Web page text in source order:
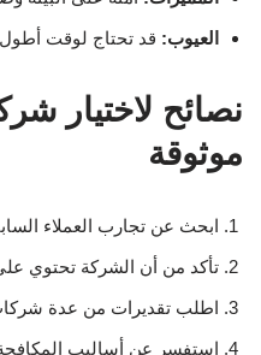
العيوب: قد تحتاج لوقت أطول
نصائح لاختيار
موثوقة
ابحث عن تجارب العملاء
تأكد من أن الشركة تحتوي
اطلب تقديرات من عدة
استفسر عن أساليب